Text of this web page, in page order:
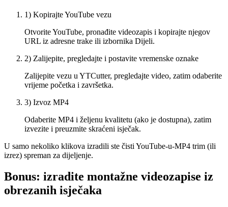
1) Kopirajte YouTube vezu
Otvorite YouTube, pronađite videozapis i kopirajte njegov
URL iz adresne trake ili izbornika Dijeli.
2) Zalijepite, pregledajte i postavite vremenske oznake
Zalijepite vezu u YTCutter, pregledajte video, zatim odaberite
vrijeme početka i završetka.
3) Izvoz MP4
Odaberite MP4 i željenu kvalitetu (ako je dostupna), zatim
izvezite i preuzmite skraćeni isječak.
U samo nekoliko klikova izradili ste čisti YouTube-u-MP4 trim (ili
izrez) spreman za dijeljenje.
Bonus: izradite montažne videozapise iz
obrezanih isječaka